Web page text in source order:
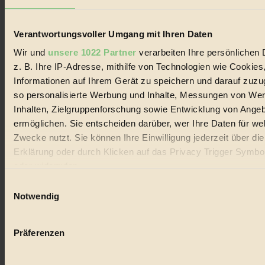
Verantwortungsvoller Umgang mit Ihren Daten
Wir und unsere 1022 Partner verarbeiten Ihre persönlichen
z. B. Ihre IP-Adresse, mithilfe von Technologien wie
Informationen auf Ihrem Gerät zu speichern und darauf
so personalisierte Werbung und Inhalte, Messungen von
Inhalten, Zielgruppenforschung sowie Entwicklung von
ermöglichen. Sie entscheiden darüber, wer Ihre Daten für
Zwecke nutzt. Sie können Ihre Einwilligung jederzeit über
Erklärung oder durch Klicken auf das Privacy Trigger
Wenn Sie es erlauben, würden wir auch gerne:
Ihr Gerät durch aktives Scannen nach bestimmten
Notwendig
Präferenzen
alternativer Energien.
Social Media
22.601 Fans auf Facebook
3.415 Follower auf Twitter
Themen
Bio